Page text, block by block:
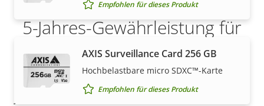
Empfohlen für dieses Produkt
AXIS Surveillance Card 256 GB
Hochbelastbare micro SDXC™-Karte
Empfohlen für dieses Produkt
5-Jahres-Gewährleistung für
ein sicheres Gefühl
Unsere neue 5-jährige Gewährleistung bietet
jahrelangen störungsfreien Betrieb und Kontrolle